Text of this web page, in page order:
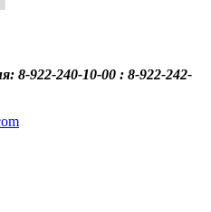
8-922-240-10-00 : 8-922-242-